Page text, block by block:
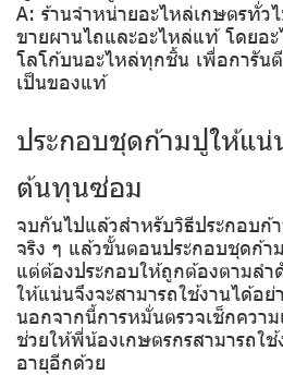
A: ร้านจำหน่ายอะไหล่เกษตรทั่ว
ขายผานไถและอะไหล่แท้ โดยอ
โลโก้บนอะไหล่ทุกชิ้น เพื่อการัน
เป็นของแท้
ประกอบชุดก้ามปูให้แ
ต้นทุนซ่อม
จบกันไปแล้วสำหรับวิธีประกอบก้
จริง ๆ แล้วขั้นตอนประกอบชุดก้า
แต่ต้องประกอบให้ถูกต้องตามล
ให้แน่นจึงจะสามารถใช้งานได้อ
นอกจากนี้การหมั่นตรวจเช็กควา
ช่วยให้พี่น้องเกษตรกรสามารถใ
อายุอีกด้วย